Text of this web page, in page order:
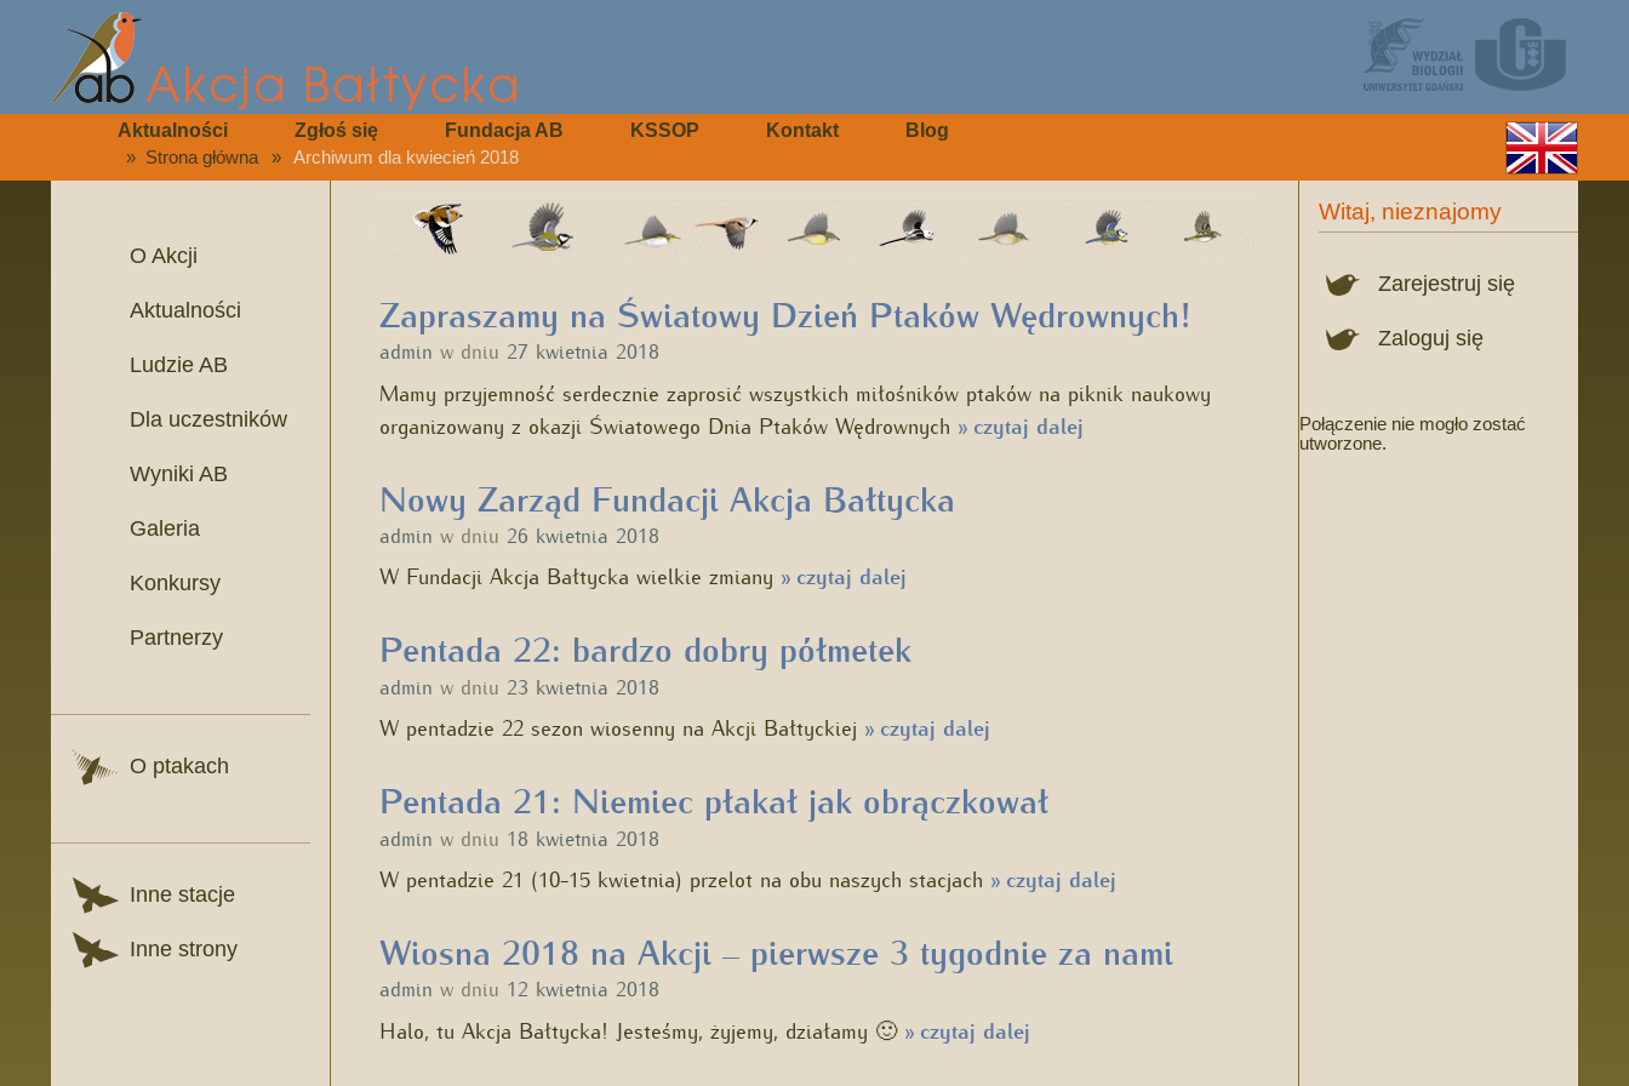
Aktualności Zgłoś się Fundacja AB KSSOP Kontakt Blog
» Strona główna » Archiwum dla kwiecień 2018
O Akcji
Aktualności
Ludzie AB
Dla uczestników
Wyniki AB
Galeria
Konkursy
Partnerzy
O ptakach
Inne stacje
Inne strony
Zapraszamy na Światowy Dzień Ptaków Wędrownych!
admin w dniu 27 kwietnia 2018
Mamy przyjemność serdecznie zaprosić wszystkich miłośników ptaków na piknik naukowy
organizowany z okazji Światowego Dnia Ptaków Wędrownych »czytaj dalej
Nowy Zarząd Fundacji Akcja Bałtycka
admin w dniu 26 kwietnia 2018
W Fundacji Akcja Bałtycka wielkie zmiany »czytaj dalej
Pentada 22: bardzo dobry półmetek
admin w dniu 23 kwietnia 2018
W pentadzie 22 sezon wiosenny na Akcji Bałtyckiej »czytaj dalej
Pentada 21: Niemiec płakał jak obrączkował
admin w dniu 18 kwietnia 2018
W pentadzie 21 (10-15 kwietnia) przelot na obu naszych stacjach »czytaj dalej
Wiosna 2018 na Akcji – pierwsze 3 tygodnie za nami
admin w dniu 12 kwietnia 2018
Halo, tu Akcja Bałtycka! Jesteśmy, żyjemy, działamy 🙂 »czytaj dalej
Witaj, nieznajomy
Zarejestruj się
Zaloguj się
Połączenie nie mogło zostać
utworzone.